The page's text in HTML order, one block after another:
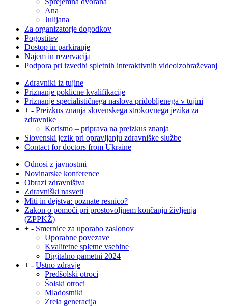
Ana
Julijana
Za organizatorje dogodkov
Pogostitev
Dostop in parkiranje
Najem in rezervacija
Podpora pri izvedbi spletnih interaktivnih videoizobraževanj
Zdravniki iz tujine
Priznanje poklicne kvalifikacije
Priznanje specialističnega naslova pridobljenega v tujini
+ - Preizkus znanja slovenskega strokovnega jezika za
zdravnike
Koristno – priprava na preizkus znanja
Slovenski jezik pri opravljanju zdravniške službe
Contact for doctors from Ukraine
Odnosi z javnostmi
Novinarske konference
Obrazi zdravništva
Zdravniški nasveti
Miti in dejstva: poznate resnico?
Zakon o pomoči pri prostovoljnem končanju življenja
(ZPPKŽ)
+ - Smernice za uporabo zaslonov
Uporabne povezave
Kvalitetne spletne vsebine
Digitalno pametni 2024
+ - Ustno zdravje
Predšolski otroci
Šolski otroci
Mladostniki
Zrela generacija